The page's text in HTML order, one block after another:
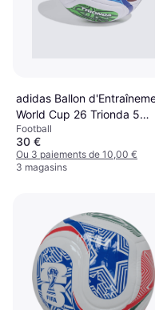
adidas Ballon
World Cup 26 Trionda 5
Pouces
Football
30 €
Ou 3 paiements de 10,00 €
3 magasins